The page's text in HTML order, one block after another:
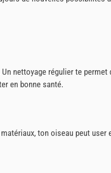
nettoyage régulier te
en bonne santé.
ton oiseau peut user